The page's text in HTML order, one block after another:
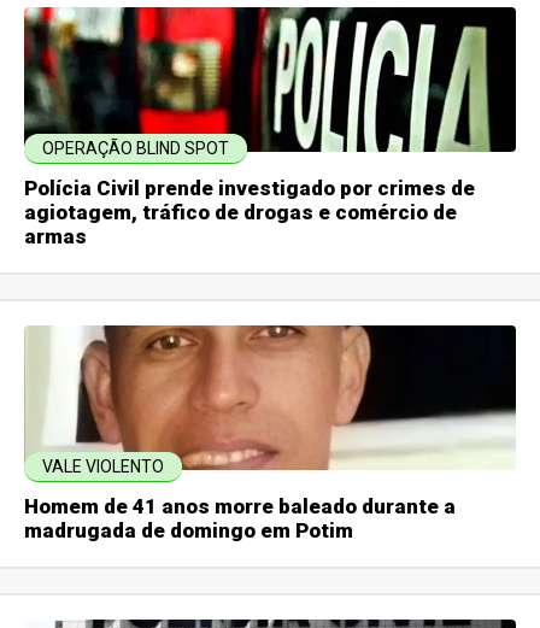
OPERAÇÃO BLIND SPOT
Polícia Civil prende investigado por crimes de
agiotagem, tráfico de drogas e comércio de
armas
VALE VIOLENTO
Homem de 41 anos morre baleado durante a
madrugada de domingo em Potim